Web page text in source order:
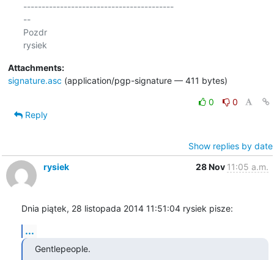
-----------------------------------------
--
Pozdr
Attachments:
signature.asc (application/pgp-signature — 411 bytes)
0
0
Reply
Show replies by date
rysiek
28 Nov 11:05 a.m.
Dnia piątek, 28 listopada 2014 11:51:04 rysiek pisze:
...
Gentlepeople.